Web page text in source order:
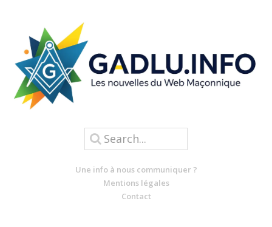
Une info à nous communiquer ?
Mentions légales
Contact